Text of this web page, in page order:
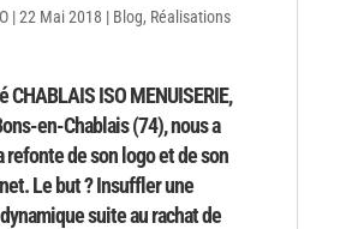
|22 Mai 2018 | Blog, Réalisations
CHABLAIS ISO MENUISERIE,
en-Chablais (74), nous a
refonte de son logo et de son
Le but ? Insuffler une
suite au rachat de